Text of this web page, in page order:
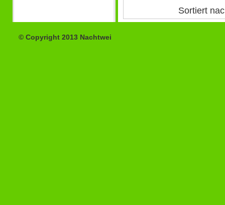
Sortiert
© Copyright 2013 Nachtwei